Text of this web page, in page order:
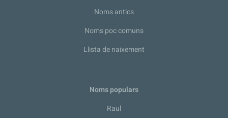
Noms antics
Noms poc comuns
Llista de naixement
Noms populars
Raul